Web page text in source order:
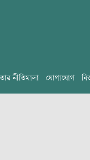
নীতিমালা যোগাযোগ